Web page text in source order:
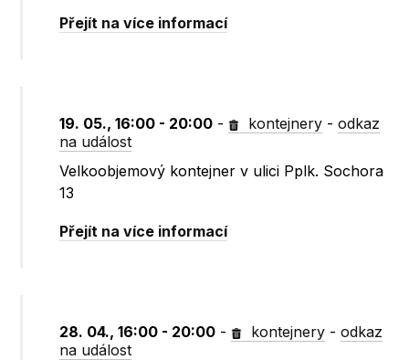
Přejít na více informací
19. 05., 16:00 - 20:00 - kontejnery -odkaz
na událost
Velkoobjemový kontejner v ulici Pplk. Sochora
13
Přejít na více informací
28. 04., 16:00 - 20:00 - kontejnery -odkaz
na událost